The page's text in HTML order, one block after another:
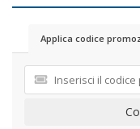
Applica codice